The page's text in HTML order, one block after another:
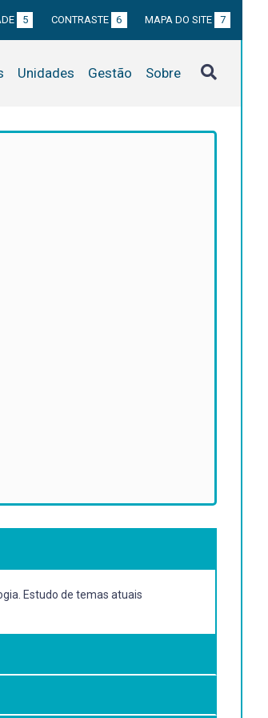
5 CONTRASTE 6 MAPA DO SITE 7
Unidades Gestão Sobre
Estudo de temas atuais